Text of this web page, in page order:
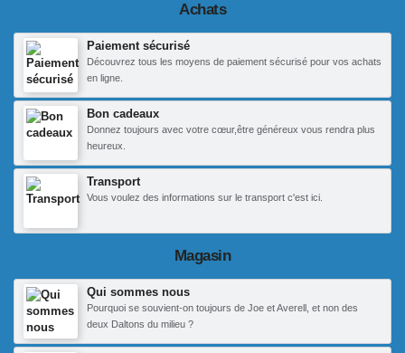
Achats
Paiement sécurisé
Découvrez tous les moyens de paiement sécurisé pour vos achats
en ligne.
Bon cadeaux
Donnez toujours avec votre cœur,être généreux vous rendra plus
heureux.
Transport
Vous voulez des informations sur le transport c'est ici.
Magasin
Qui sommes nous
Pourquoi se souvient-on toujours de Joe et Averell, et non des
deux Daltons du milieu ?